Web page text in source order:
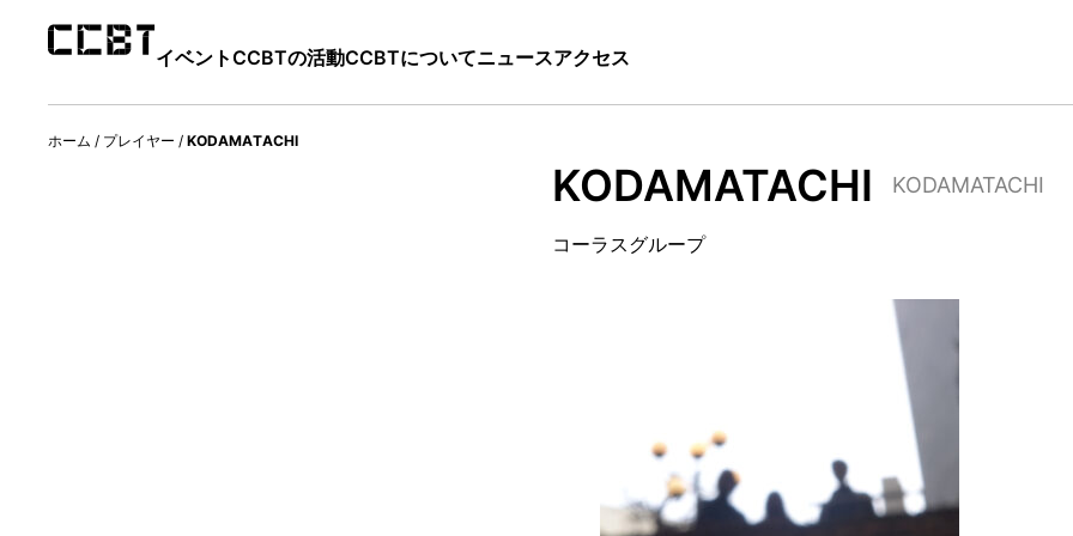
イベントCCBTの活動CCBTについてニュースアクセス
ホーム / プレイヤー / KODAMATACHI
KODAMATACHI KODAMATACHI
コーラスグループ